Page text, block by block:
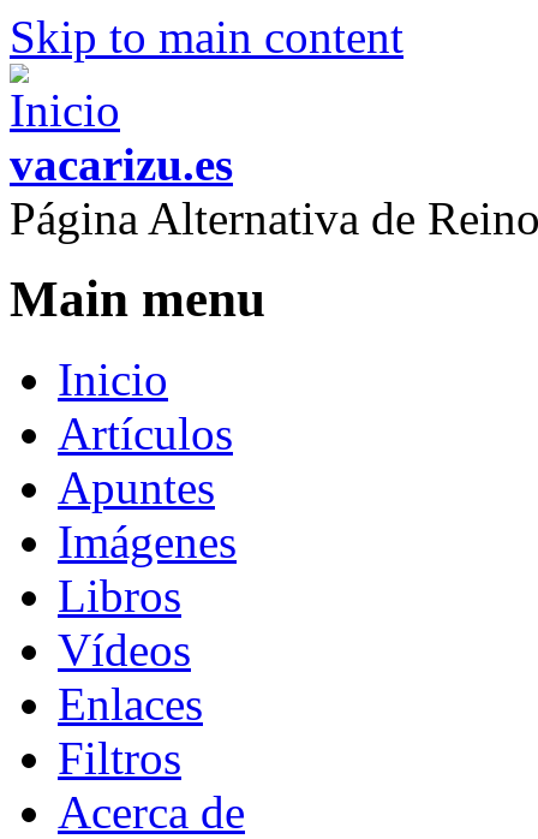
Skip to main content
vacarizu.es
Página Alternativa de
Main menu
Inicio
Artículos
Apuntes
Imágenes
Libros
Vídeos
Enlaces
Filtros
Acerca de